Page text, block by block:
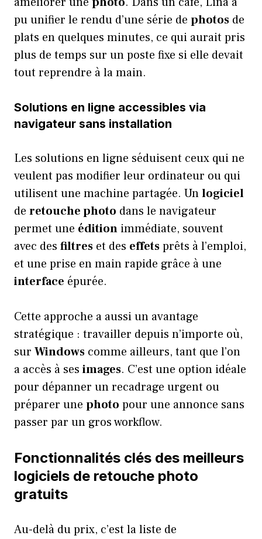
pu unifier le rendu d’une série de photos de
plats en quelques minutes, ce qui aurait pris
plus de temps sur un poste fixe si elle devait
tout reprendre à la main.
Solutions en ligne accessibles via
navigateur sans installation
Les solutions en ligne séduisent ceux qui ne
veulent pas modifier leur ordinateur ou qui
utilisent une machine partagée. Unlogiciel
de retouche photo dans le navigateur
permet une édition immédiate, souvent
avec des filtres et des effetsprêts à l’emploi,
et une prise en main rapide grâce à une
interface épurée.
Cette approche a aussi un avantage
stratégique : travailler depuis n’importe où,
sur Windows comme ailleurs, tant que l’on
a accès à ses images. C’est une option idéale
pour dépanner un recadrage urgent ou
préparer une photo pour une annonce sans
passer par un gros workflow.
Fonctionnalités clés des meilleurs
logiciels de retouche photo
gratuits
Au-delà du prix, c’est la liste de